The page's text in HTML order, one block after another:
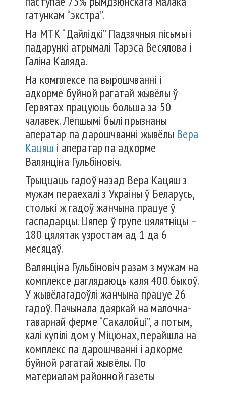
гатункам “экстра”.
На МТК “Дайлідкі” Падзячныя пісьмы і
падарункі атрымалі Тарэса Весялова і
Галіна Каляда.
На комплексе па вырошчванні і
адкорме буйной рагатай жывёлы ў
Гервятах працуюць больша за 50
чалавек. Лепшымі былі прызнаны
аператар па дарошчванні жывёлы Вера
Кацяш і аператар па адкорме
Валянціна Гульбіновіч.
Трыццаць гадоў назад Вера Кацяш з
мужам пераехалі з Украіны ў Беларусь,
столькі ж гадоў жанчына працуе ў
гаспадарцы. Цяпер ў групе цялятніцы –
180 цялятак узростам ад 1 да 6
месяцаў.
Валянціна Гульбіновіч разам з мужам на
комплексе даглядаюць каля 400 быкоў.
У жывёлагадоўлі жанчына працуе 26
гадоў. Пачынала даяркай на малочна-
таварнай ферме “Сакалойці”, а потым,
калі купілі дом у Міцюнах, перайшла на
комплекс па дарошчванні і адкорме
буйной рагатай жывёлы. По
материалам районной газеты